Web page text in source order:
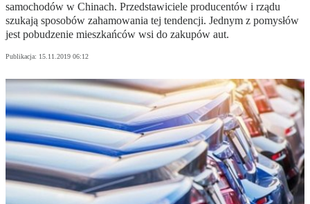
samochodów w Chinach. Przedstawiciele producentów i rządu
szukają sposobów zahamowania tej tendencji. Jednym z pomysłów
jest pobudzenie mieszkańców wsi do zakupów aut.
Publikacja: 15.11.2019 06:12